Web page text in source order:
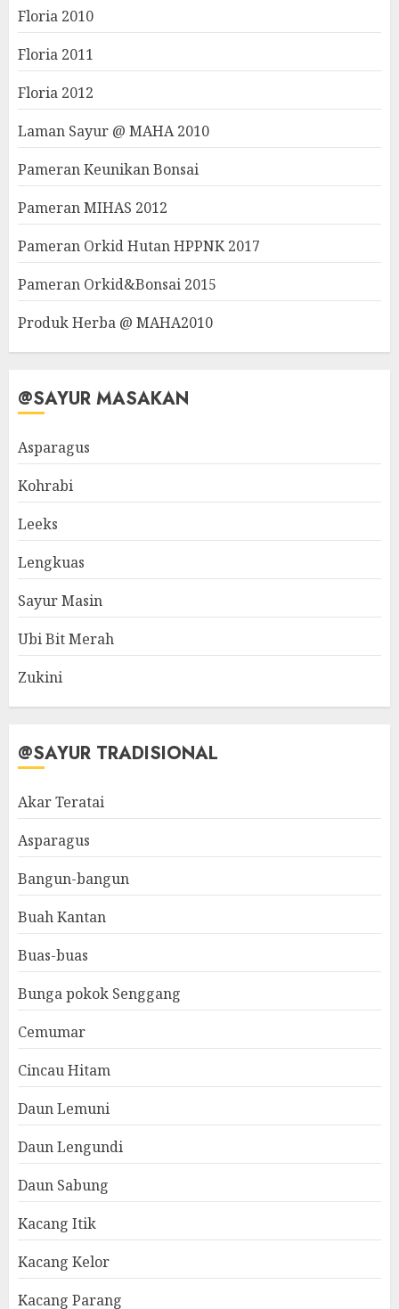
Floria 2010
Floria 2011
Floria 2012
Laman Sayur @ MAHA 2010
Pameran Keunikan Bonsai
Pameran MIHAS 2012
Pameran Orkid Hutan HPPNK 2017
Pameran Orkid&Bonsai 2015
Produk Herba @ MAHA2010
@SAYUR MASAKAN
Asparagus
Kohrabi
Leeks
Lengkuas
Sayur Masin
Ubi Bit Merah
Zukini
@SAYUR TRADISIONAL
Akar Teratai
Asparagus
Bangun-bangun
Buah Kantan
Buas-buas
Bunga pokok Senggang
Cemumar
Cincau Hitam
Daun Lemuni
Daun Lengundi
Daun Sabung
Kacang Itik
Kacang Kelor
Kacang Parang